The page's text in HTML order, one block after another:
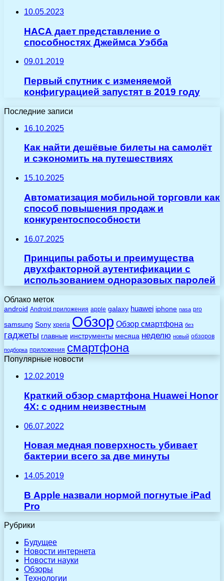
10.05.2023
НАСА дает представление о
способностях Джеймса Уэбба
09.01.2019
Первый спутник с изменяемой
конфигурацией запустят в 2019 году
Последние записи
16.10.2025
Как найти дешёвые билеты на самолёт
и сэкономить на путешествиях
15.10.2025
Автоматизация мобильной торговли как
способ повышения продаж и
конкурентоспособности
16.07.2025
Принципы работы и преимущества
двухфакторной аутентификации с
использованием одноразовых паролей
Облако меток
android Android приложения apple galaxy huawei iphone nasa pro
samsung Sony xperia Обзор Обзор смартфона без
гаджеты главные инструменты месяца неделю новый обзоров
подборка приложения смартфона
Популярные новости
12.02.2019
Краткий обзор смартфона Huawei Honor
4X: с одним неизвестным
06.07.2022
Новая медная поверхность убивает
бактерии всего за две минуты
14.05.2019
В Apple назвали нормой погнутые iPad
Pro
Рубрики
Будущее
Новости интернета
Новости науки
Обзоры
Технологии